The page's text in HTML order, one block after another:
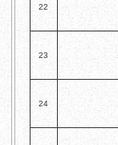
22
23
24